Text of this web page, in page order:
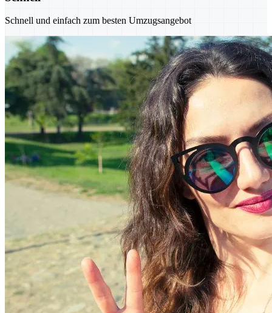
Schnell und einfach zum besten Umzugsangebot